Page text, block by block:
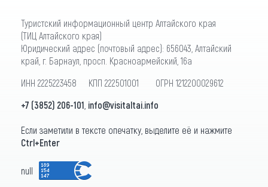
Туристский информационный центр Алтайского края
(ТИЦ Алтайского края)
Юридический адрес (почтовый адрес): 656043, Алтайский
край, г. Барнаул, просп. Красноармейский, 16а
ИНН 2225223458 КПП 222501001 ОГРН 1212200029612
+7 (3852) 206-101 info@visitaltai.info
Если заметили в тексте опечатку, выделите её и нажмите
Ctrl+Enter
null